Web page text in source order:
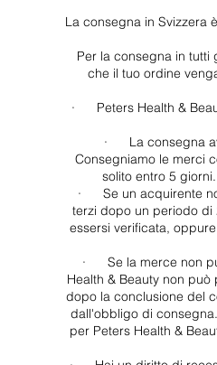
La consegna in Svizzera
Per la consegna in tutti
che il tuo ordine
·
Peters Health &
·
La consegna
Consegniamo le merci
solito entro 5
·
Se un acquirente
terzi dopo un periodo di
essersi verificata,
·
Se la merce non
Health & Beauty non
dopo la conclusione del
dall'obbligo di
per Peters Health &